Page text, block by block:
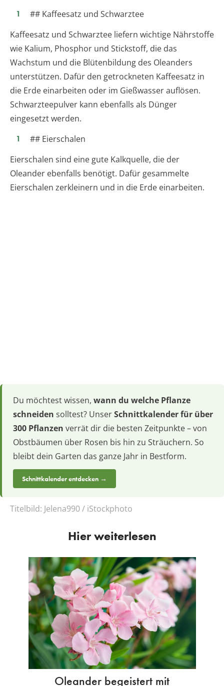
## Kaffeesatz und Schwarztee
Kaffeesatz und Schwarztee liefern wichtige Nährstoffe
wie Kalium, Phosphor und Stickstoff, die das
Wachstum und die Blütenbildung des Oleanders
unterstützen. Dafür den getrockneten Kaffeesatz in
die Erde einarbeiten oder im Gießwasser auflösen.
Schwarzteepulver kann ebenfalls als Dünger
eingesetzt werden.
## Eierschalen
Eierschalen sind eine gute Kalkquelle, die der
Oleander ebenfalls benötigt. Dafür gesammelte
Eierschalen zerkleinern und in die Erde einarbeiten.
Du möchtest wissen, wann du welche Pflanze
schneiden solltest? UnserSchnittkalender für über
300 Pflanzen verrät dir die besten Zeitpunkte – von
Obstbäumen über Rosen bis hin zu Sträuchern. So
bleibt dein Garten das ganze Jahr in Bestform.
Schnittkalender entdecken →
Titelbild: Jelena990 / iStockphoto
Hier weiterlesen
Oleander begeistert mit